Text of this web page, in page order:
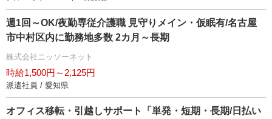
週1回～OK/夜勤専従介護職 見守りメイン・仮眠有/名古屋
市中村区内に勤務地多数 2カ月～長期
株式会社ニッソーネット
時給1,500円～2,125円
派遣社員 / 愛知県
オフィス移転・引越しサポート「単発・短期・長期/日払い